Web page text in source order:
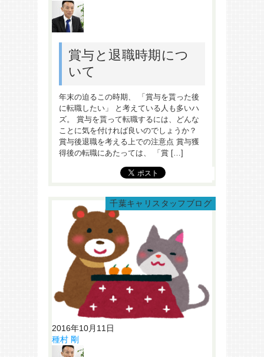
賞与と退職時期につ
いて
年末の迫るこの時期、 「賞与を貰った後
に転職したい」 と考えている人も多いハ
ズ。 賞与を貰って転職するには、どんな
ことに気を付ければ良いのでしょうか？
賞与後退職を考える上での注意点 賞与獲
得後の転職にあたっては、 「賞 […]
千葉キャリスタッフブログ
2016年10月11日
種村 剛